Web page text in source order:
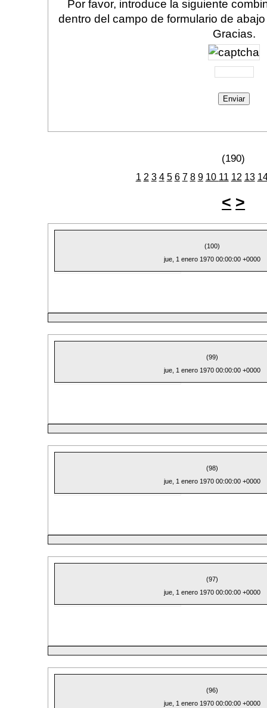
Por favor, introduce la siguiente
dentro del campo de formulario de
Gracias.
(190)
1 2 3 4 5 6 7 8 9 10 11 12 13
< >
(100)
jue, 1 enero 1970 00:00:00 +0000
(99)
jue, 1 enero 1970 00:00:00 +0000
(98)
jue, 1 enero 1970 00:00:00 +0000
(97)
jue, 1 enero 1970 00:00:00 +0000
(96)
jue, 1 enero 1970 00:00:00 +0000